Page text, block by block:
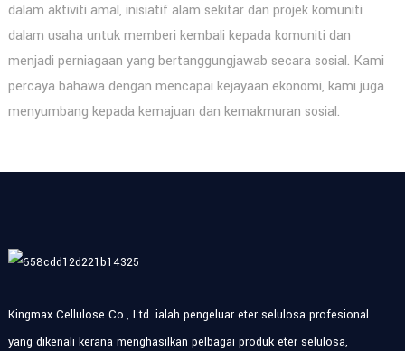
dalam aktiviti amal, inisiatif alam sekitar dan projek komuniti
dalam usaha untuk memberi kembali kepada komuniti dan
menjadi perniagaan yang bertanggungjawab secara sosial. Kami
percaya bahawa dengan mencapai kejayaan ekonomi, kami juga
menyumbang kepada kemajuan dan kemakmuran sosial.
Kingmax Cellulose Co., Ltd. ialah pengeluar eter selulosa profesional
yang dikenali kerana menghasilkan pelbagai produk eter selulosa,